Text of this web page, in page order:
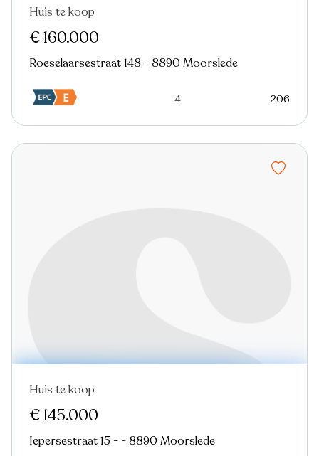
Nieuw
Huis te koop
€ 160.000
Roeselaarsestraat 148 - 8890 Moorslede
4 206
Nieuw
Huis te koop
€ 145.000
Iepersestraat 15 - - 8890 Moorslede